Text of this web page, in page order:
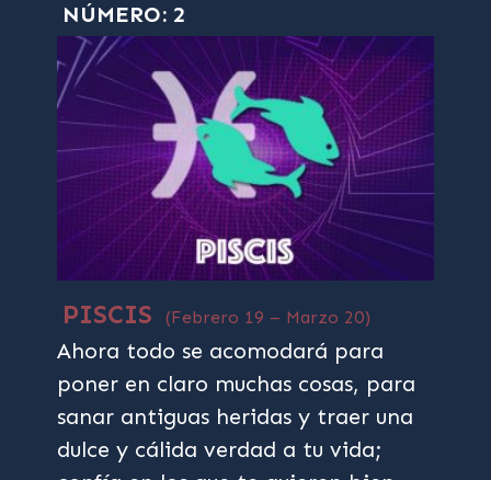
NÚMERO: 2
PISCIS (Febrero 19 – Marzo 20)
Ahora todo se acomodará para
poner en claro muchas cosas, para
sanar antiguas heridas y traer una
dulce y cálida verdad a tu vida;